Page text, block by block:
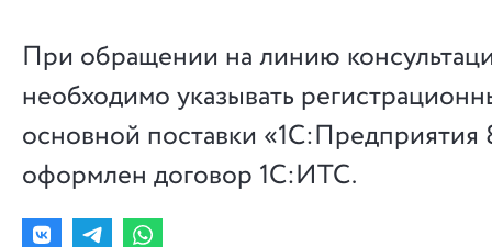
При обращении на линию
необходимо указывать
основной поставки «1С:Предприятия
оформлен договор 1С:ИТС.